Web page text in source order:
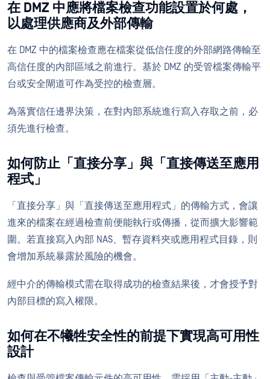
在 DMZ 中應將檔案檢查功能設置於何處，
以處理供應商及外部傳輸
在 DMZ 中的檔案檢查應在檔案從低信任度的外部網路傳輸至
高信任度的內部區域之前進行。基於 DMZ 的受管檔案傳輸平
台或安全閘道可作為受控的檢查層。
為落實信任邊界決策，在對內部系統進行寫入存取之前，必
須先進行檢查。
如何防止「直接分享」與「直接傳送至應用
程式」
「直接分享」與「直接傳送至應用程式」的傳輸方式，會讓
進來的檔案在經過檢查前便能執行或傳播，從而擴大影響範
圍。若直接寫入內部 NAS、暫存資料夾或應用程式目錄，則
會增加系統暴露於風險的機會。
經中介的傳輸模式需在取得成功的檢查結果後，才會授予對
內部目標的寫入權限。
如何在不犧牲安全性的前提下實現高可用性
設計